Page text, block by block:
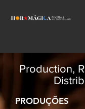
Production,
PRODUÇÕES